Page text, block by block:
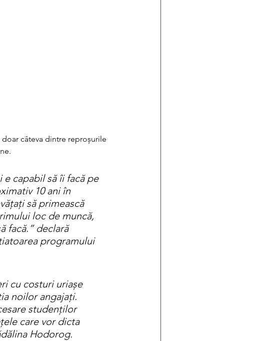
câteva dintre reproșurile
e capabil să îi facă pe
10 ani în
să primească
loc de muncă,
facă.” declară
programului
cu costuri uriașe
noilor angajați.
studenților
care vor dicta
Hodorog.